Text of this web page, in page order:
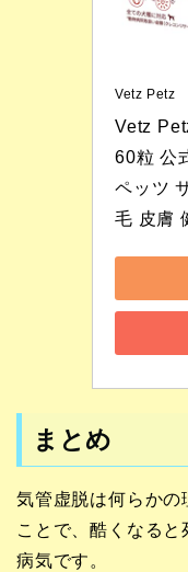
Vetz Petz
Vetz
60粒 公
ペッツ
毛 皮膚
まとめ
気管虚脱は何らかの
ことで、酷くなる
病気です。